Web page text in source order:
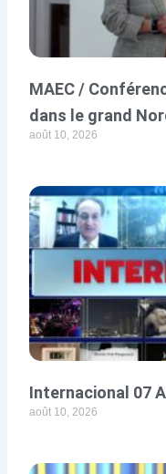
MAEC /
dans le grand
août 10, 2026
Internacional 07
août 10, 2026